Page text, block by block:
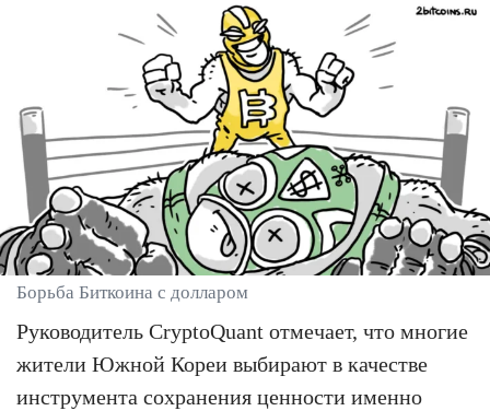
Борьба Биткоина с долларом
Руководитель CryptoQuant отмечает, что многие
жители Южной Кореи выбирают в качестве
инструмента сохранения ценности именно